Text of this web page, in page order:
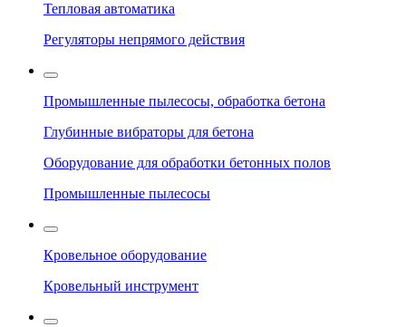
Тепловая автоматика
Регуляторы непрямого действия
Промышленные пылесосы, обработка бетона
Глубинные вибраторы для бетона
Оборудование для обработки бетонных полов
Промышленные пылесосы
Кровельное оборудование
Кровельный инструмент